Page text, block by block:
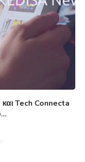
Tech Connecta